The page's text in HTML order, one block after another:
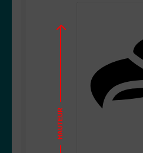
HAUTEUR